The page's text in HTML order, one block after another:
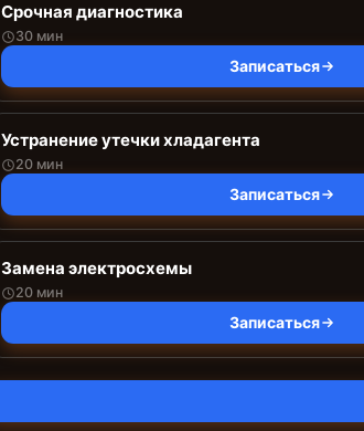
Срочная диагностика
30 мин
Записаться
Устранение утечки хладагента
20 мин
Записаться
Замена электросхемы
20 мин
Записаться